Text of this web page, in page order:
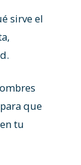
sirve el
que
tu